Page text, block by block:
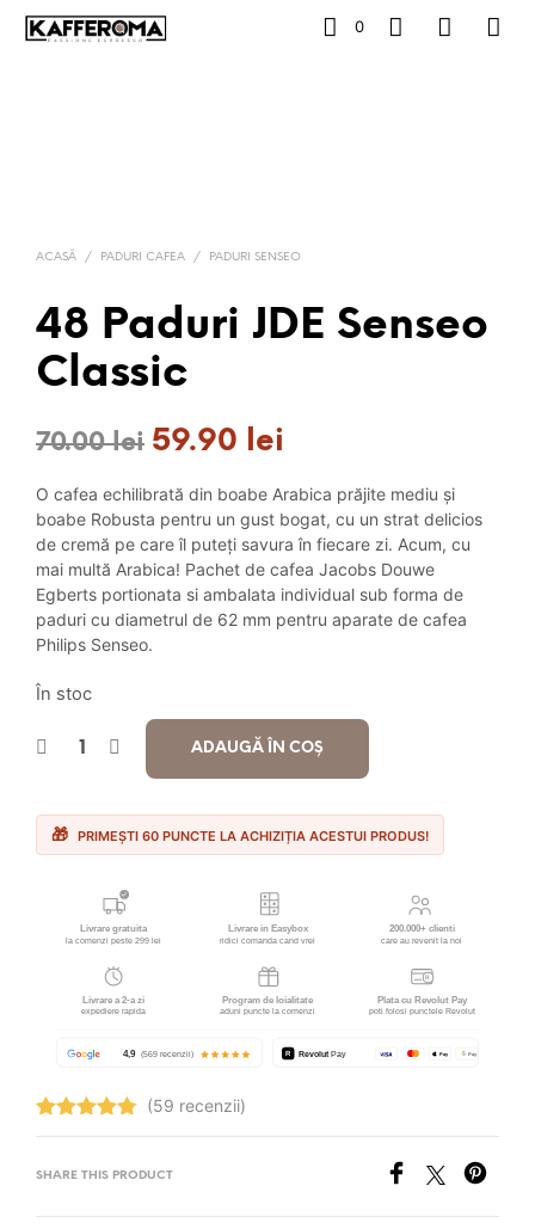
0
ACASĂ / PADURI CAFEA / PADURI SENSEO
48 Paduri JDE Senseo
Classic
70.00lei Prețul
inițial
a
fost:
70.00 lei.
59.90 lei
curent
este:
59.90 lei.
O cafea echilibrată din boabe Arabica prăjite mediu și
boabe Robusta pentru un gust bogat, cu un strat delicios
de cremă pe care îl puteți savura în fiecare zi. Acum, cu
mai multă Arabica! Pachet de cafea Jacobs Douwe
Egberts portionata si ambalata individual sub forma de
paduri cu diametrul de 62 mm pentru aparate de cafea
Philips Senseo.
În stoc
ADAUGĂ ÎN COȘ
PRIMEȘTI 60 PUNCTE LA ACHIZIȚIA ACESTUI PRODUS!
Evaluat la
din 5
(59 recenzii)
SHARE THIS PRODUCT